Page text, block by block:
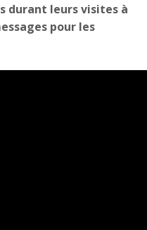
durant leurs visites à
pour les